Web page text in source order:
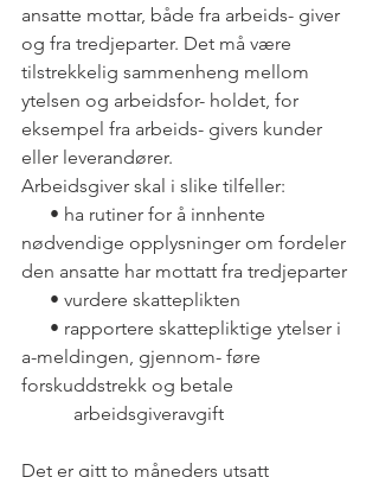
ansatte mottar, både fra arbeids- giver
og fra tredjeparter. Det må være
tilstrekkelig sammenheng mellom
ytelsen og arbeidsfor- holdet, for
eksempel fra arbeids- givers kunder
eller leverandører.
Arbeidsgiver skal i slike tilfeller:
nødvendige opplysninger om fordeler
den ansatte har mottatt fra tredjeparter
      • vurdere skatteplikten
a-meldingen, gjennom- føre
forskuddstrekk og betale
           arbeidsgiveravgift
Det er gitt to måneders utsatt